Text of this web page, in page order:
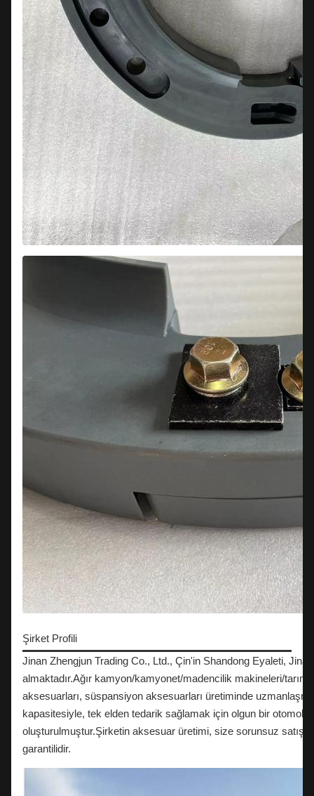
Şirket Profili
Jinan Zhengjun Trading Co., Ltd., Çin'in Shandong Eyaleti,
almaktadır.Ağır kamyon/kamyonet/madencilik makineleri/
aksesuarları, süspansiyon aksesuarları üretiminde
kapasitesiyle, tek elden tedarik sağlamak için olgun bir
oluşturulmuştur.Şirketin aksesuar üretimi, size sorunsuz satış
garantilidir.